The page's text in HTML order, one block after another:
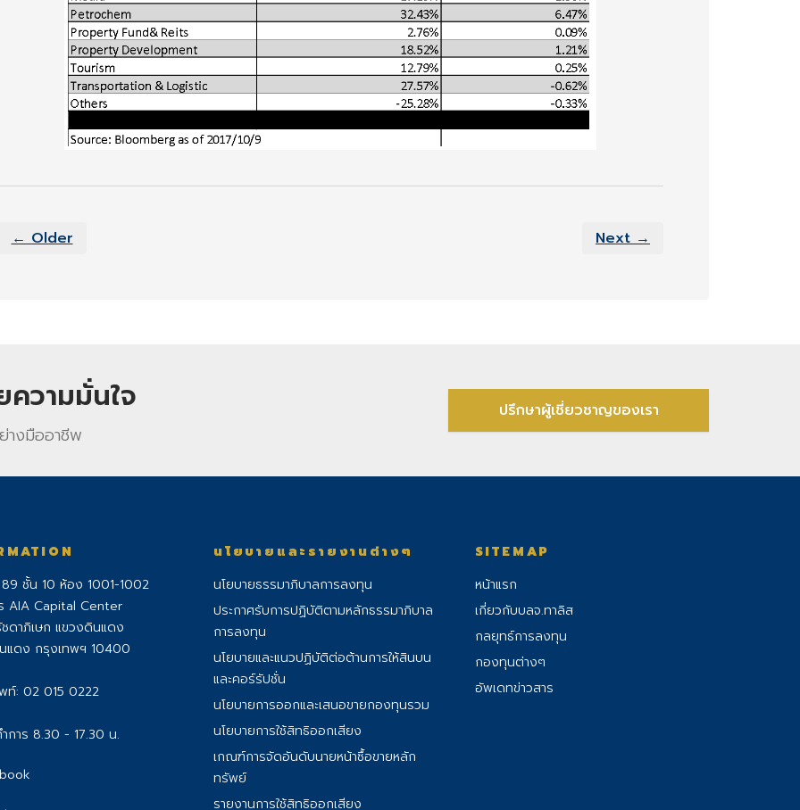
← Older Next →
วามมั่นใจ
างมืออาชีพ
ปรึกษาผู้เชี่ยวชาญของเรา
89 ชั้น 10 ห้อง 1001-1002
AIA Capital Center
ดาภิเษก แขวงดินแดง
แดง กรุงเทพฯ 10400
ท์: 02 015 0222
ำการ 8.30 - 17.30 น.
นโยบายและรายงานต่างๆ
นโยบายธรรมาภิบาลการลงทุน
ประกาศรับการปฏิบัติตามหลักธรรมาภิบาล
การลงทุน
นโยบายและแนวปฏิบัติต่อต้านการให้สินบน
และคอร์รัปชั่น
นโยบายการออกและเสนอขายกองทุนรวม
นโยบายการใช้สิทธิออกเสียง
เกณฑ์การจัดอันดับนายหน้าซื้อขายหลัก
ทรัพย์
รายงานการใช้สิทธิออกเสียง
SITEMAP
หน้าแรก
เกี่ยวกับบลจ.ทาลิส
กลยุทธ์การลงทุน
กองทุนต่างๆ
อัพเดทข่าวสาร